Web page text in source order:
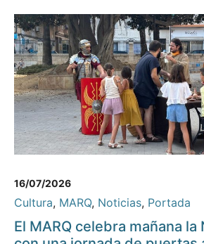
16/07/2026
Cultura, MARQ, Noticias, Portada
El MARQ celebra mañana la